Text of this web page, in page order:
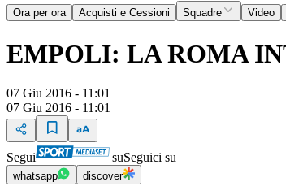
Ora per ora Acquisti e Cessioni Squadre Video
EMPOLI: LA ROMA
07 Giu 2016 - 11:01
07 Giu 2016 - 11:01
Segui suSeguici su
whatsapp discover